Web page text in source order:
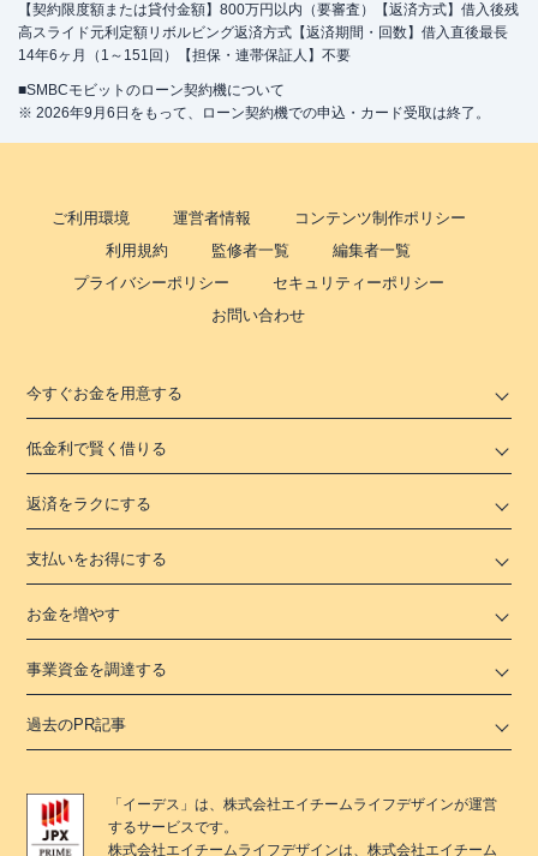
【契約限度額または貸付金額】800万円以内（要審査）【返済方式】借入後残
高スライド元利定額リボルビング返済方式【返済期間・回数】借入直後最長
14年6ヶ月（1～151回）【担保・連帯保証人】不要
■SMBCモビットのローン契約機について
※ 2026年9月6日をもって、ローン契約機での申込・カード受取は終了。
ご利用環境 運営者情報
コンテンツ制作ポリシー
利用規約
監修者一覧
編集者一覧
プライバシーポリシー
セキュリティーポリシー
お問い合わせ
今すぐお金を用意する
低金利で賢く借りる
返済をラクにする
支払いをお得にする
お金を増やす
事業資金を調達する
過去のPR記事
「 イーデス 」は、株式会社エイチームライフデザインが運営
するサービスです。
株式会社エイチームライフデザインは、株式会社エイチーム